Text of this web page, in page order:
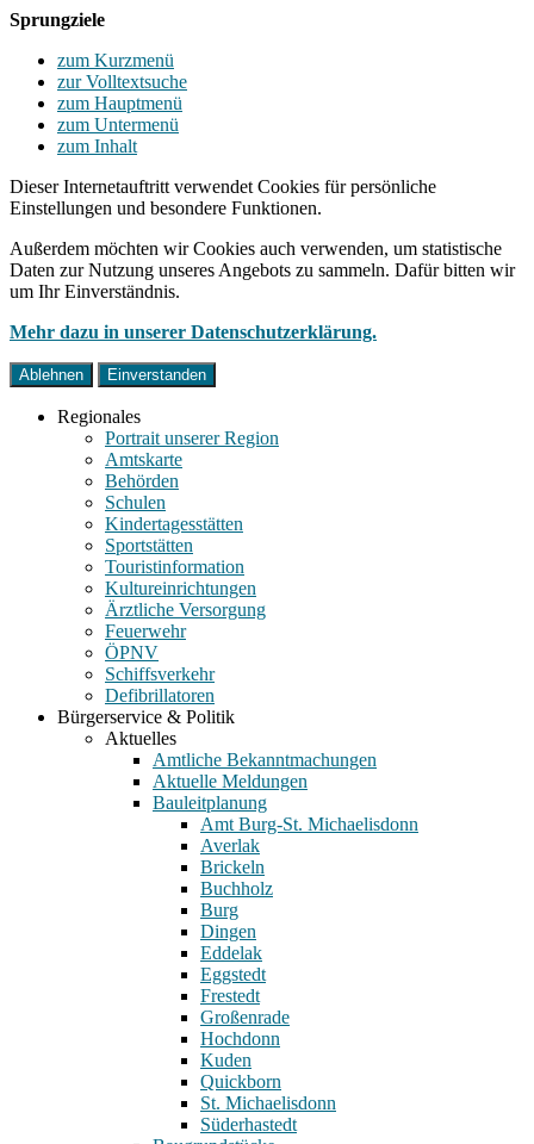
Sprungziele
zum Kurzmenü
zur Volltextsuche
zum Hauptmenü
zum Untermenü
zum Inhalt
Dieser Internetauftritt verwendet Cookies für persönliche
Einstellungen und besondere Funktionen.
Außerdem möchten wir Cookies auch verwenden, um statistische
Daten zur Nutzung unseres Angebots zu sammeln. Dafür bitten wir
um Ihr Einverständnis.
Mehr dazu in unserer Datenschutzerklärung.
Ablehnen Einverstanden
Regionales
Portrait unserer Region
Amtskarte
Behörden
Schulen
Kindertagesstätten
Sportstätten
Touristinformation
Kultureinrichtungen
Ärztliche Versorgung
Feuerwehr
ÖPNV
Schiffsverkehr
Defibrillatoren
Bürgerservice & Politik
Aktuelles
Amtliche Bekanntmachungen
Aktuelle Meldungen
Bauleitplanung
Amt Burg-St. Michaelisdonn
Averlak
Brickeln
Buchholz
Burg
Dingen
Eddelak
Eggstedt
Frestedt
Großenrade
Hochdonn
Kuden
Quickborn
St. Michaelisdonn
Süderhastedt